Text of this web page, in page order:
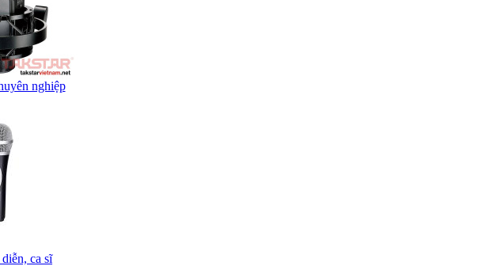
nghiệp
ca sĩ